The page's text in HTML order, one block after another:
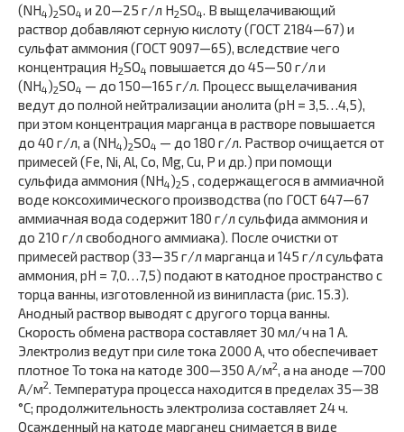
(NH4)2SO4 и 20—25 г/л H2SO4. В выщелачивающий
раствор добавляют серную кислоту (ГОСТ 2184—67) и
сульфат аммония (ГОСТ 9097—65), вследствие чего
концентрация H2SO4 повышается до 45—50 г/л и
(NH4)2SO4 — до 150—165 г/л. Процесс выщелачивания
ведут до полной нейтрализации анолита (pH = 3,5…4,5),
при этом концентрация марганца в растворе повышается
до 40 г/л, а (NH4)2SO4 — до 180 г/л. Раствор очищается от
примесей (Fe, Ni, Al, Co, Mg, Cu, P и др.) при помощи
сульфида аммония (NH4)2S , содержащегося в аммиачной
воде коксохимического производства (по ГОСТ 647—67
аммиачная вода содержит 180 г/л сульфида аммония и
до 210 г/л свободного аммиака). После очистки от
примесей раствор (33—35 г/л марганца и 145 г/л сульфата
аммония, pH = 7,0…7,5) подают в катодное пространство с
торца ванны, изготовленной из винипласта (рис. 15.3).
Анодный раствор выводят с другого торца ванны.
Скорость обмена раствора составляет 30 мл/ч на 1 А.
Электролиз ведут при силе тока 2000 А, что обеспечивает
плотное То тока на катоде 300—350 А/м2, а на аноде —700
А/м2. Температура процесса находится в пределах 35—38
°С; продолжительность электролиза составляет 24 ч.
Осажденный на катоде марганец снимается в виде